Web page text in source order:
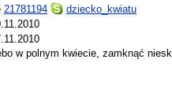
21781194
dziecko_kwiatu
w polnym kwiecie, zamknąć